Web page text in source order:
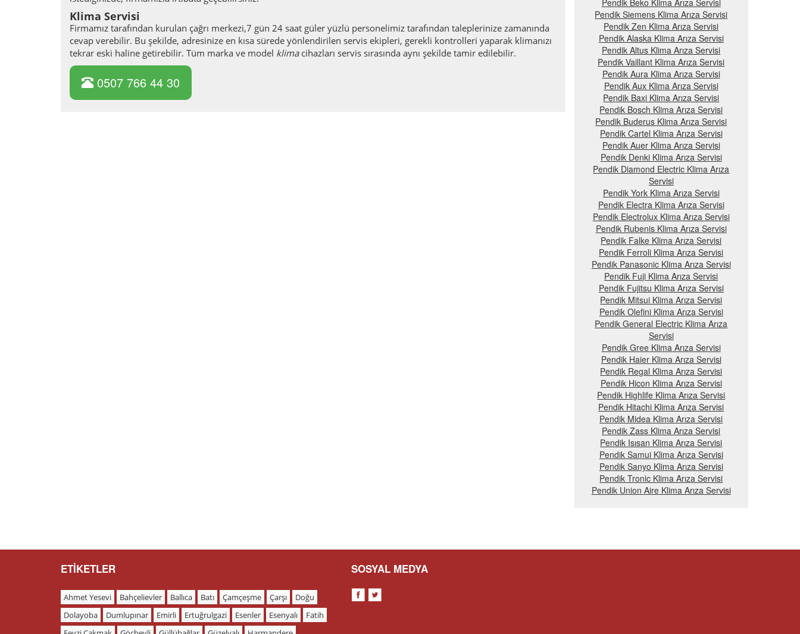
Klima Servisi
Firmamız tarafından kurulan çağrı merkezi,7 gün 24 saat güler yüzlü personelimiz tarafından taleplerinize zamanında
cevap verebilir. Bu şekilde, adresinize en kısa sürede yönlendirilen servis ekipleri, gerekli kontrolleri yaparak klimanızı
tekrar eski haline getirebilir. Tüm marka ve model klimacihazları servis sırasında aynı şekilde tamir edilebilir.
0507 766 44 30
Pendik Beko Klima Arıza Servisi
Pendik Siemens Klima Arıza Servisi
Pendik Zen Klima Arıza Servisi
Pendik Alaska Klima Arıza Servisi
Pendik Altus Klima Arıza Servisi
Pendik Vaillant Klima Arıza Servisi
Pendik Aura Klima Arıza Servisi
Pendik Aux Klima Arıza Servisi
Pendik Baxi Klima Arıza Servisi
Pendik Bosch Klima Arıza Servisi
Pendik Buderus Klima Arıza Servisi
Pendik Cartel Klima Arıza Servisi
Pendik Auer Klima Arıza Servisi
Pendik Denki Klima Arıza Servisi
Pendik Diamond Electric Klima Arıza
Servisi
Pendik York Klima Arıza Servisi
Pendik Electra Klima Arıza Servisi
Pendik Electrolux Klima Arıza Servisi
Pendik Rubenis Klima Arıza Servisi
Pendik Falke Klima Arıza Servisi
Pendik Ferroli Klima Arıza Servisi
Pendik Panasonic Klima Arıza Servisi
Pendik Fuji Klima Arıza Servisi
Pendik Fujitsu Klima Arıza Servisi
Pendik Mitsui Klima Arıza Servisi
Pendik Olefini Klima Arıza Servisi
Pendik General Electric Klima Arıza
Servisi
Pendik Gree Klima Arıza Servisi
Pendik Haier Klima Arıza Servisi
Pendik Regal Klima Arıza Servisi
Pendik Hicon Klima Arıza Servisi
Pendik Highlife Klima Arıza Servisi
Pendik Hitachi Klima Arıza Servisi
Pendik Midea Klima Arıza Servisi
Pendik Zass Klima Arıza Servisi
Pendik Isısan Klima Arıza Servisi
Pendik Samui Klima Arıza Servisi
Pendik Sanyo Klima Arıza Servisi
Pendik Tronic Klima Arıza Servisi
Pendik Union Aire Klima Arıza Servisi
ETİKETLER
Ahmet Yesevi Bahçelievler Ballıca Batı Çamçeşme Çarşı
Doğu
Dolayoba
Dumlupınar Emirli Ertuğrulgazi Esenler Esenyalı
Fatih
SOSYAL MEDYA